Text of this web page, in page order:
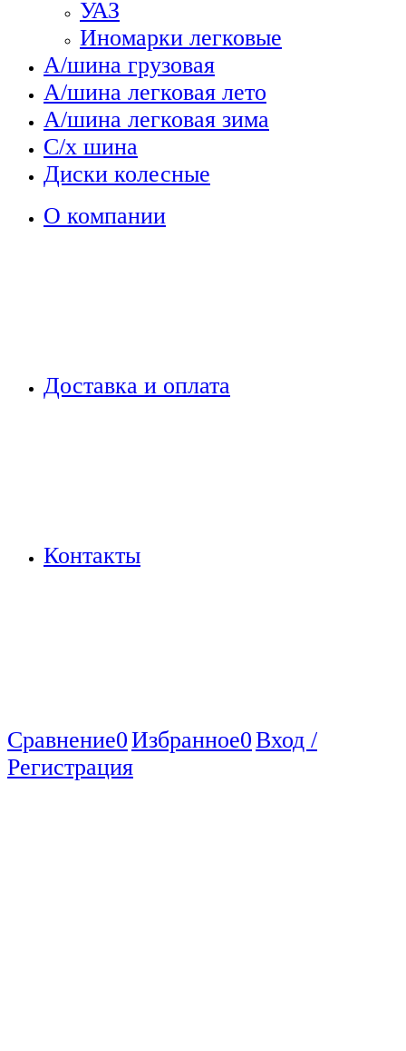
УАЗ
Иномарки легковые
А/шина грузовая
А/шина легковая лето
А/шина легковая зима
С/х шина
Диски колесные
О компании
Доставка и оплата
Контакты
Сравнение0Избранное0Вход /
Регистрация